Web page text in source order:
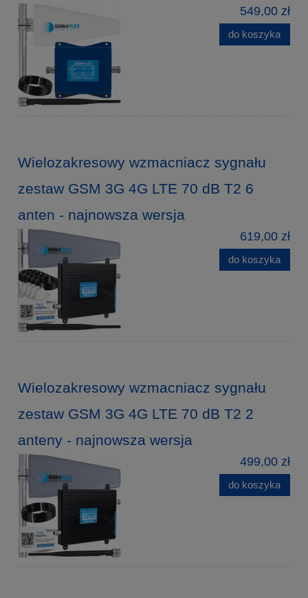
549,00 zł
do koszyka
Wielozakresowy wzmacniacz sygnału
zestaw GSM 3G 4G LTE 70 dB T2 6
anten - najnowsza wersja
619,00 zł
do koszyka
Wielozakresowy wzmacniacz sygnału
zestaw GSM 3G 4G LTE 70 dB T2 2
anteny - najnowsza wersja
499,00 zł
do koszyka